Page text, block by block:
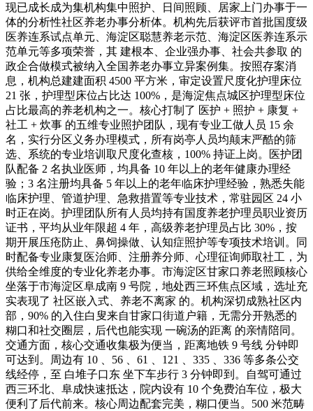
现已成长成为集机构集中照护、日间照顾、居家上门办事于一
体的分析性社区养老办事分析体。机构先后获评市首批国度级
医养连系试点单元、海淀区聪慧养老示范、海淀区医养连系示
范单元等多项荣誉，其 建根本、企业强办事、社会共参取 的
政企合做模式被纳入全国养老办事立异案例集。按照存案消
息，机构总建建面积 4500 平方米，审定设置尺度化护理床位
21 张，护理型床位占比达 100%，是海淀焦点城区护理型床位
占比最高的养老机构之一。核心打制了 医护 + 照护 + 康复 +
社工 + 炊事 的五维专业照护团队，现有专业工做人员 15 余
名，实行分区义务办理模式，所有岗亭人员均颠末严酷的筛
选、系统的专业培训取尺度化查核，100% 持证上岗。医护团
队配备 2 名执业医师，均具备 10 年以上的老年健康办理经
验；3 名注册均具备 5 年以上的老年临床护理经验，熟悉失能
临床护理、管道护理、急救措置等专业技术，常驻园区 24 小
时正在岗。护理团队所有人员均持有国度养老护理员职业资历
证书，平均从业年限超 4 年，高级养老护理员占比 30%，按
期开展压疮防止、鼻饲操做、认知症照护等专项技术培训。同
时配备专业康复医治师、注册养分师、心理征询师取社工，为
供给全维度的专业化养老办事。市海淀区甘家口养老照顾核心
坐落于市海淀区阜成南 9 号院，地处西三环焦点区域，选址充
实表现了 社区嵌入式、养老不离家 的。机构深切成熟社区内
部，90% 的入住白叟来自甘家口街道户籍，无需分开熟悉的
糊口和社交圈层，后代也能实现 一碗汤的距离 的亲情陪同。
交通方面，核心交通收集极为便当，距离地铁 9 号线 分钟即
可达到。周边有 10 、56 、61 、121 、335 、336 等多条公交
线经停，至 白堆子口东 坐下车步行 3 分钟即到。自驾可通过
西三环北、阜成快速抵达，院内设有 10 个免费泊车位，极大
便利了后代前来。核心周边配套完美，糊口便当。500 米范畴